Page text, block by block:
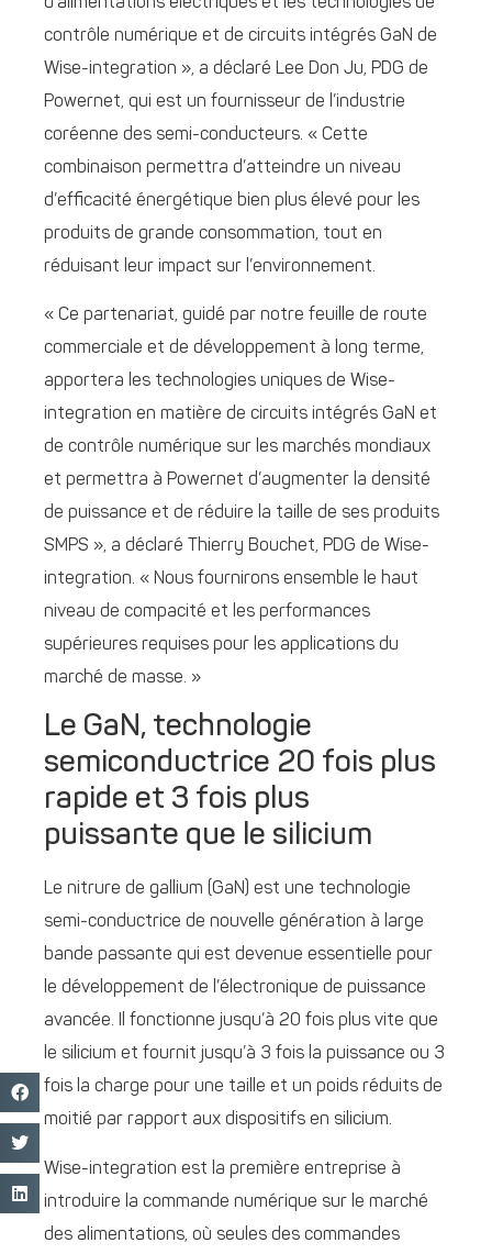
contrôle numérique et de circuits intégrés GaN de
Wise-integration », a déclaré Lee Don Ju, PDG de
Powernet, qui est un fournisseur de l’industrie
coréenne des semi-conducteurs. « Cette
combinaison permettra d’atteindre un niveau
d’efficacité énergétique bien plus élevé pour les
produits de grande consommation, tout en
réduisant leur impact sur l’environnement.
« Ce partenariat, guidé par notre feuille de route
commerciale et de développement à long terme,
apportera les technologies uniques de Wise-
integration en matière de circuits intégrés GaN et
de contrôle numérique sur les marchés mondiaux
et permettra à Powernet d’augmenter la densité
de puissance et de réduire la taille de ses produits
SMPS », a déclaré Thierry Bouchet, PDG de Wise-
integration. « Nous fournirons ensemble le haut
niveau de compacité et les performances
supérieures requises pour les applications du
marché de masse. »
Le GaN, technologie
semiconductrice 20 fois plus
rapide et 3 fois plus
puissante que le silicium
Le nitrure de gallium (GaN) est une technologie
semi-conductrice de nouvelle génération à large
bande passante qui est devenue essentielle pour
le développement de l’électronique de puissance
avancée. Il fonctionne jusqu’à 20 fois plus vite que
le silicium et fournit jusqu’à 3 fois la puissance ou 3
fois la charge pour une taille et un poids réduits de
moitié par rapport aux dispositifs en silicium.
Wise-integration est la première entreprise à
introduire la commande numérique sur le marché
des alimentations, où seules des commandes